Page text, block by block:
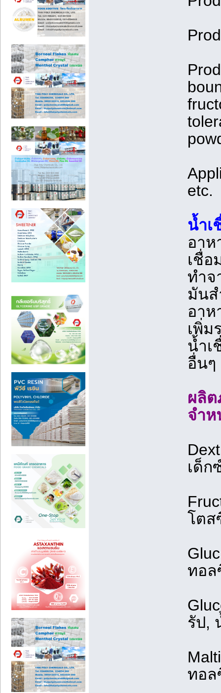
etc.
น้ำเ
อาห
เชื่
ทำจ
มัน
อาห
เพิ่ม
น้ำเ
อื่นๆ
ผลิ
จำห
เด็ก
โตส
ทอล
รัป,
ทอล